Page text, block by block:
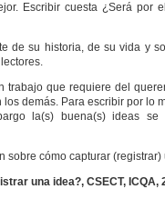
Escribir cuesta ¿Será por
de su historia, de su vida y
trabajo que requiere del
demás. Para escribir por lo
la(s) buena(s) ideas se
sobre cómo capturar
una idea?, CSECT, ICQA,